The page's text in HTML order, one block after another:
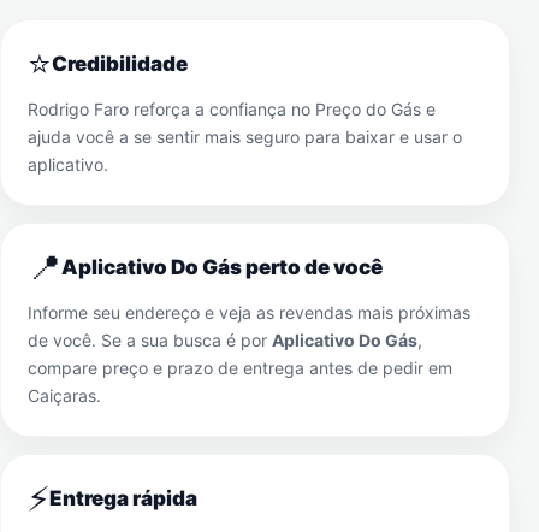
⭐Credibilidade
Rodrigo Faro reforça a confiança no Preço do Gás e
ajuda você a se sentir mais seguro para baixar e usar o
aplicativo.
📍Aplicativo Do Gás perto de você
Informe seu endereço e veja as revendas mais próximas
de você. Se a sua busca é por Aplicativo Do Gás,
compare preço e prazo de entrega antes de pedir em
Caiçaras.
⚡Entrega rápida